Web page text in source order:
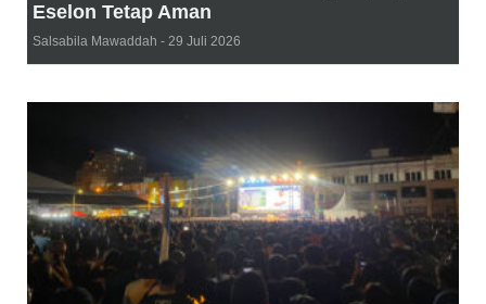
Eselon Tetap Aman
Salsabila Mawaddah 29 Juli 2026